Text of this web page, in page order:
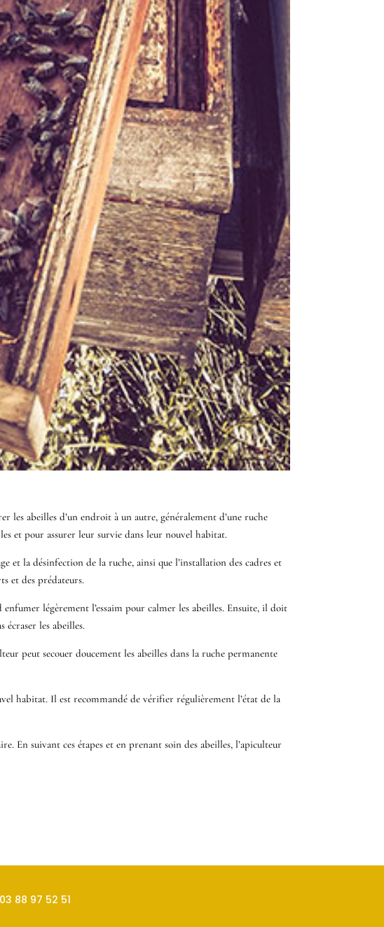
les abeilles d’un endroit à un autre, généralement d’une ruche
et pour assurer leur survie dans leur nouvel habitat.
la désinfection de la ruche, ainsi que l’installation des cadres et
et des prédateurs.
légèrement l’essaim pour calmer les abeilles. Ensuite, il doit
les abeilles.
peut secouer doucement les abeilles dans la ruche permanente
habitat. Il est recommandé de vérifier régulièrement l’état de la
En suivant ces étapes et en prenant soin des abeilles, l’apiculteur
88 97 52 51